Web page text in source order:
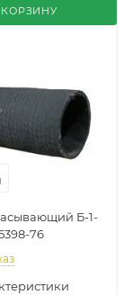
КОРЗИНУ
Б-1-
76